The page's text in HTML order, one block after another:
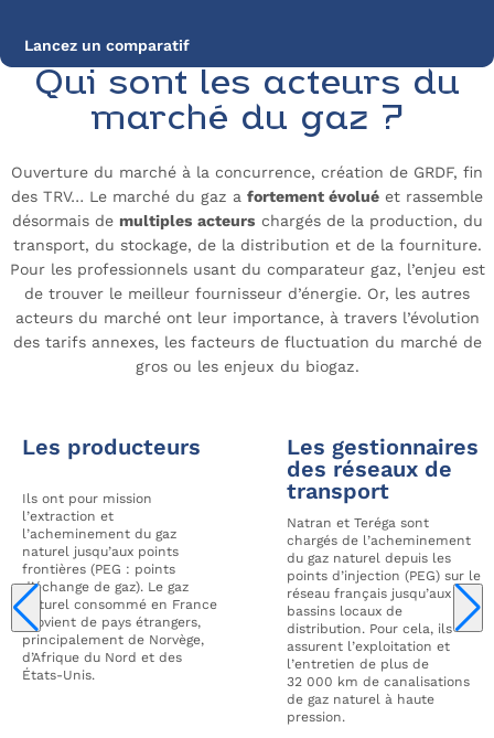
Lancez un comparatif
Qui sont les acteurs du
marché du gaz ?
Ouverture du marché à la concurrence, création de GRDF, fin
des TRV… Le marché du gaz a fortement évolué et rassemble
désormais de multiples acteurs chargés de la production, du
transport, du stockage, de la distribution et de la fourniture.
Pour les professionnels usant du comparateur gaz, l’enjeu est
de trouver le meilleur fournisseur d’énergie. Or, les autres
acteurs du marché ont leur importance, à travers l’évolution
des tarifs annexes, les facteurs de fluctuation du marché de
gros ou les enjeux du biogaz.
Les producteurs
Ils ont pour mission
l’extraction et
l’acheminement du gaz
naturel jusqu’aux points
frontières (PEG : points
d’échange de gaz). Le gaz
naturel consommé en France
provient de pays étrangers,
principalement de Norvège,
d’Afrique du Nord et des
États-Unis.
Les gestionnaires
des réseaux de
transport
Natran et Teréga sont
chargés de l’acheminement
du gaz naturel depuis les
points d’injection (PEG) sur le
réseau français jusqu’aux
bassins locaux de
distribution. Pour cela, ils
assurent l’exploitation et
l’entretien de plus de
32 000 km de canalisations
de gaz naturel à haute
pression.